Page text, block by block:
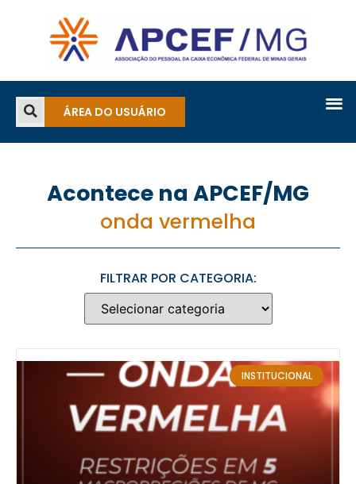
ÁREA DO USUÁRIO
Acontece na APCEF/MG
onda vermelha
FILTRAR POR CATEGORIA:
INSTITUCIONAL